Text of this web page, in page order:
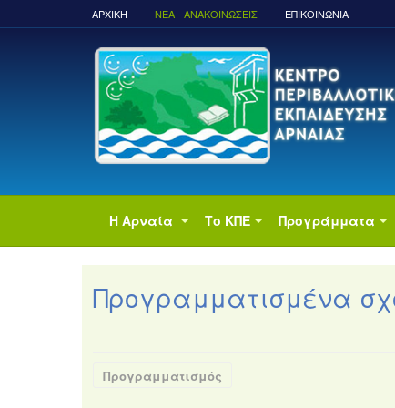
ΑΡΧΙΚΉ ΝΈΑ - ΑΝΑΚΟΙΝΏΣΕΙΣ ΕΠΙΚΟΙΝΩΝΙΑ
Η Αρναία Το ΚΠΕ Προγράμματα
Προγραμματισμένα
Προγραμματισμός